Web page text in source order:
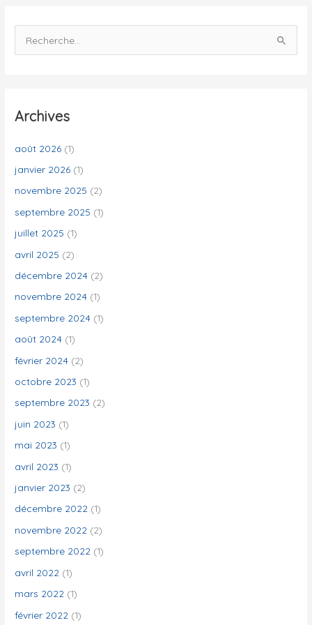
e
e
c
h
:
Archives
août 2026 (1)
janvier 2026 (1)
novembre 2025 (2)
septembre 2025 (1)
juillet 2025 (1)
avril 2025 (2)
décembre 2024 (2)
novembre 2024 (1)
septembre 2024 (1)
août 2024 (1)
février 2024 (2)
octobre 2023 (1)
septembre 2023 (2)
juin 2023 (1)
mai 2023 (1)
avril 2023 (1)
janvier 2023 (2)
décembre 2022 (1)
novembre 2022 (2)
septembre 2022 (1)
avril 2022 (1)
mars 2022 (1)
février 2022 (1)